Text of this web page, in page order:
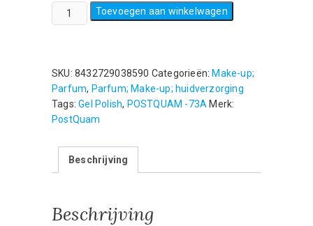
PostQuam
nagellak
Mulberry-
10
ml
aantal
Toevoegen aan winkelwagen
SKU: 8432729038590 Categorieën: Make-up;
Parfum, Parfum; Make-up; huidverzorging
Tags:Gel Polish, POSTQUAM -73A Merk:
PostQuam
Beschrijving
Beschrijving